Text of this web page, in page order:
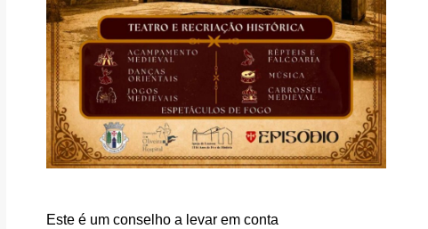
Este é um conselho a levar em conta